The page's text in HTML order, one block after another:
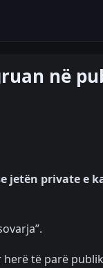
në
jetën private e
të parë